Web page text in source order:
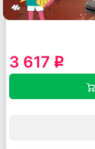
3 617 q